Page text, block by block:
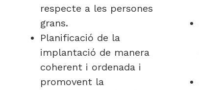
respecte a les persones
grans.
Planificació de la
implantació de manera
coherent i ordenada i
promovent la